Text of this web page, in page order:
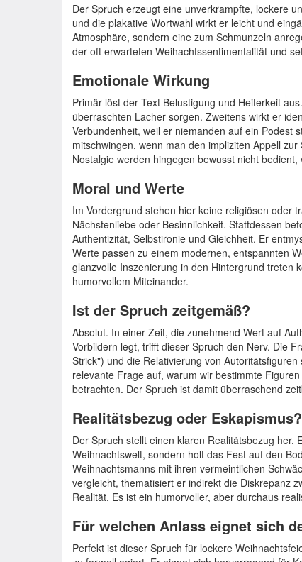
Der Spruch erzeugt eine unverkrampfte, lockere
und die plakative Wortwahl wirkt er leicht und
Atmosphäre, sondern eine zum Schmunzeln
der oft erwarteten Weihachtssentimentalität und
Emotionale Wirkung
Primär löst der Text Belustigung und Heiterkeit
überraschten Lacher sorgen. Zweitens wirkt er
Verbundenheit, weil er niemanden auf ein Podest
mitschwingen, wenn man den impliziten Appell
Nostalgie werden hingegen bewusst nicht
Moral und Werte
Im Vordergrund stehen hier keine religiösen oder
Nächstenliebe oder Besinnlichkeit. Stattdessen
Authentizität, Selbstironie und Gleichheit. Er
Werte passen zu einem modernen, entspannten
glanzvolle Inszenierung in den Hintergrund treten
humorvollem Miteinander.
Ist der Spruch zeitgemäß?
Absolut. In einer Zeit, die zunehmend Wert auf
Vorbildern legt, trifft dieser Spruch den Nerv. Die
Strick") und die Relativierung von
relevante Frage auf, warum wir bestimmte
betrachten. Der Spruch ist damit überraschend
Realitätsbezug oder Eskapismus?
Der Spruch stellt einen klaren Realitätsbezug her.
Weihnachtswelt, sondern holt das Fest auf den
Weihnachtsmanns mit ihren vermeintlichen
vergleicht, thematisiert er indirekt die Diskrepanz
Realität. Es ist ein humorvoller, aber durchaus
Für welchen Anlass eignet sich
Perfekt ist dieser Spruch für lockere